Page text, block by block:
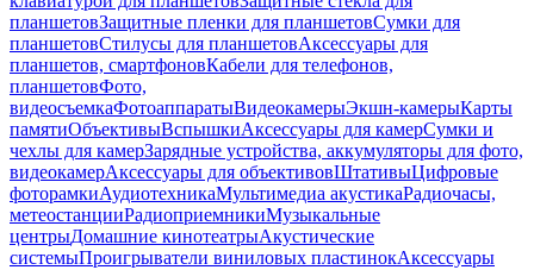
планшетовЗащитные пленки для планшетовСумки для
планшетовСтилусы для планшетовАксессуары для
планшетов, смартфоновКабели для телефонов,
планшетовФото,
видеосъемкаФотоаппаратыВидеокамерыЭкшн-камерыКарты
памятиОбъективыВспышкиАксессуары для камерСумки и
чехлы для камерЗарядные устройства, аккумуляторы для фото,
видеокамерАксессуары для объективовШтативыЦифровые
фоторамкиАудиотехникаМультимедиа акустикаРадиочасы,
метеостанцииРадиоприемникиМузыкальные
центрыДомашние кинотеатрыАкустические
системыПроигрыватели виниловых пластинокАксессуары